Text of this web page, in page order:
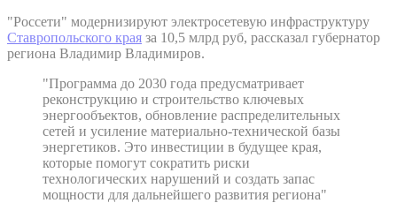
"Россети" модернизируют электросетевую инфраструктуру
Ставропольского края за 10,5 млрд руб, рассказал губернатор
региона Владимир Владимиров.
"Программа до 2030 года предусматривает
реконструкцию и строительство ключевых
энергообъектов, обновление распределительных
сетей и усиление материально-технической базы
энергетиков. Это инвестиции в будущее края,
которые помогут сократить риски
технологических нарушений и создать запас
мощности для дальнейшего развития региона"